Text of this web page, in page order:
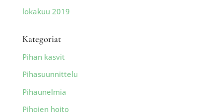
lokakuu 2019
Kategoriat
Pihan kasvit
Pihasuunnittelu
Pihaunelmia
Pihojen hoito